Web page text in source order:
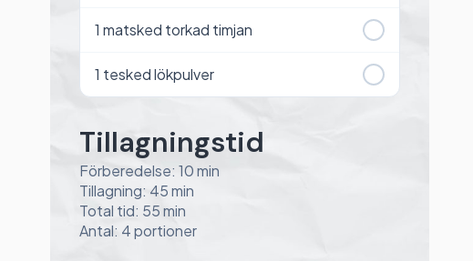
1 matsked torkad timjan
1 tesked lökpulver
Tillagningstid
Förberedelse: 10 min
Tillagning: 45 min
Total tid: 55 min
Antal: 4 portioner